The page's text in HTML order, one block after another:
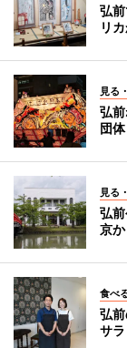
弘
リ
見る
弘
団
見る
弘
京
食べ
弘
サ